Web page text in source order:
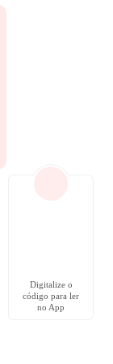
Digitalize o
código para ler
no App